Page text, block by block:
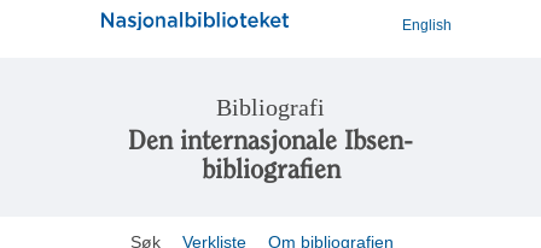
English
Bibliografi
Den internasjonale Ibsen-
bibliografien
Søk Verkliste Om bibliografien